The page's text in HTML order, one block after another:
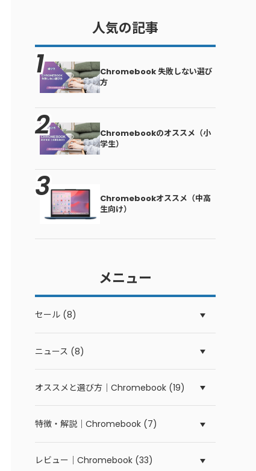
人気の記事
Chromebook 失敗しない選び
方
Chromebookのオススメ（小
学生）
Chromebookオススメ（中高
生向け）
メニュー
セール (8)
ニュース (8)
オススメと選び方｜Chromebook (19)
特徴・解説｜Chromebook (7)
レビュー｜Chromebook (33)